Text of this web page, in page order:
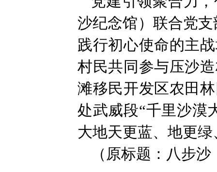
沙纪念馆）联合党
践行初心使命的主
村民共同参与压沙
滩移民开发区农田
处武威段“千里沙漠
大地天更蓝、地更
（原标题：八步